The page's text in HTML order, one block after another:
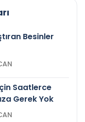
Besinler
Saatlerce
Gerek Yok